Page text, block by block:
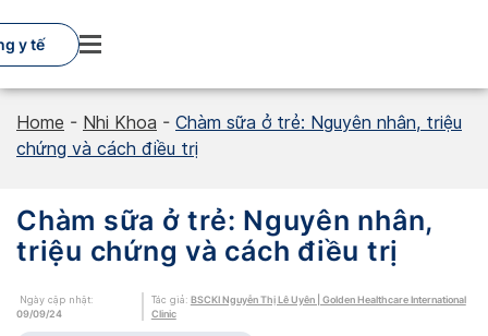
to
content
y tế
Home - Nhi Khoa - Chàm sữa ở trẻ: Nguyên nhân, triệu
chứng và cách điều trị
Chàm sữa ở trẻ: Nguyên nhân,
triệu chứng và cách điều trị
Ngày cập nhật:
09/09/24
Tác giả: BSCKI Nguyễn Thị Lê Uyên | Golden Healthcare International
Clinic